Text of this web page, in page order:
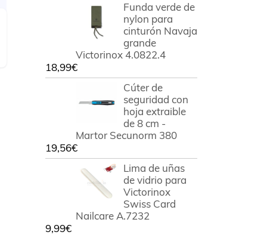
Funda verde de
nylon para
cinturón Navaja
grande
Victorinox 4.0822.4
18,99€
Cúter de
seguridad con
hoja extraible
de 8 cm -
Martor Secunorm 380
19,56€
Lima de uñas
de vidrio para
Victorinox
Swiss Card
Nailcare A.7232
9,99€